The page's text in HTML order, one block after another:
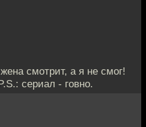
смотрит, а я не смог!
сериал - говно.